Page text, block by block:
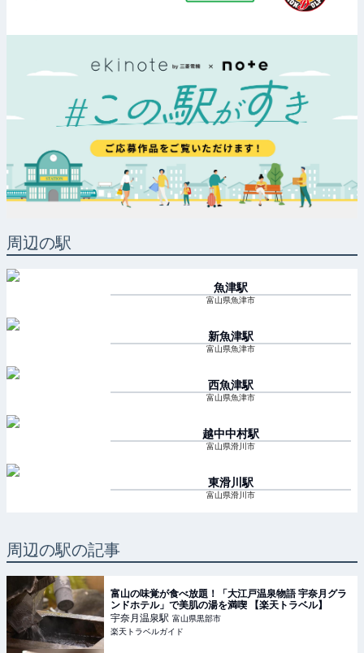
周辺の駅
魚津駅
富山県魚津市
新魚津駅
富山県魚津市
西魚津駅
富山県魚津市
越中中村駅
富山県滑川市
東滑川 駅
富山県滑川市
周辺の駅の記事
富山の味覚が食べ放題！「大江戸温泉物語 宇奈月グラ
ンドホテル」で美肌の湯を満喫 【楽天トラベル】
宇奈月温泉駅 富山県黒部市
楽天トラベルガイド